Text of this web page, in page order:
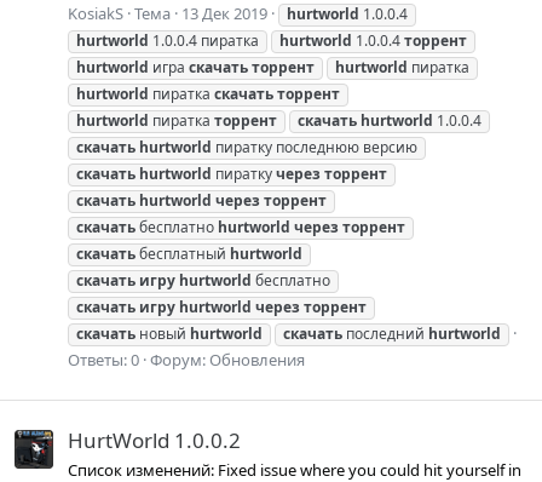
KosiakS Тема 13 Дек 2019 hurtworld 1.0.0.4
hurtworld 1.0.0.4 пиратка hurtworld 1.0.0.4торрент
hurtworld игра скачатьторрент hurtworld пиратка
hurtworld пиратка скачатьторрент
hurtworld пиратка торрент скачать hurtworld 1.0.0.4
скачать hurtworld пиратку последнюю версию
скачать hurtworld пираткучерез торрент
скачать hurtworld через торрент
скачатьбесплатно hurtworld через торрент
скачатьбесплатный hurtworld
скачать игру hurtworld бесплатно
скачать игру hurtworld через торрент
скачать новый hurtworld скачать последний hurtworld
Ответы: 0 Форум:Обновления
HurtWorld 1.0.0.2
Список изменений: Fixed issue where you could hit yourself in